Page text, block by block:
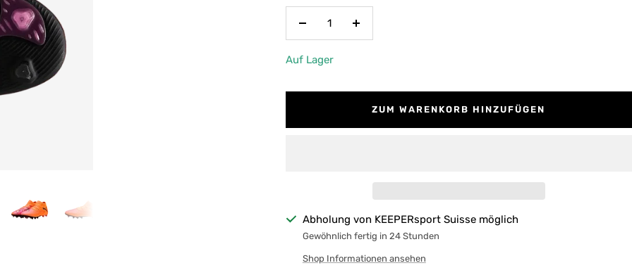
Menge
Menge
Auf Lager
ZUM WARENKORB HINZUFÜGEN
Abholung von KEEPERsport Suisse möglich
Gewöhnlich fertig in 24 Stunden
Shop Informationen ansehen